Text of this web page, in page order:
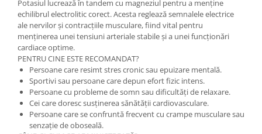
Potasiul lucrează în tandem cu magneziul pentru a menține
echilibrul electrolitic corect. Acesta reglează semnalele electrice
ale nervilor și contracțiile musculare, fiind vital pentru
menținerea unei tensiuni arteriale stabile și a unei funcționări
cardiace optime.
PENTRU CINE ESTE RECOMANDAT?
Persoane care resimt stres cronic sau epuizare mentală.
Sportivi sau persoane care depun efort fizic intens.
Persoane cu probleme de somn sau dificultăți de relaxare.
Cei care doresc susținerea sănătății cardiovasculare.
Persoane care se confruntă frecvent cu crampe musculare sau
senzație de oboseală.